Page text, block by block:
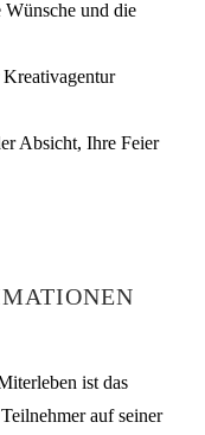
und die
Absicht, Ihre Feier
ist das
auf seiner